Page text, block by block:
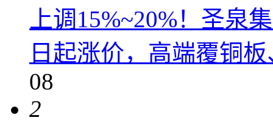
上调15%~20%！圣泉
日起涨价，高端覆铜
08
2